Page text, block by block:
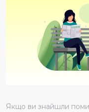
Якщо ви знайшли